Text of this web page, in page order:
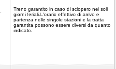
Treno garantito in caso di sciopero nei soli
giorni feriali.L'orario effettivo di arrivo e
partenza nelle singole stazioni e la tratta
garantita possono essere diversi da quanto
indicato.